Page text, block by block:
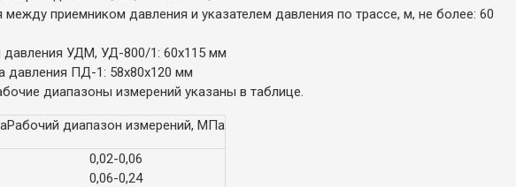
приемником давления и указателем давления по трассе, м, не более: 60
давления УДМ, УД-800/1: 60х115 мм
давления ПД-1: 58х80х120 мм
диапазоны измерений указаны в таблице.
Рабочий диапазон измерений, МПа
0,02-0,06
0,06-0,24